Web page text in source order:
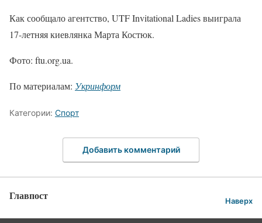
Как сообщало агентство, UTF Invitational Ladies выиграла
17-летняя киевлянка Марта Костюк.
Фото: ftu.org.ua.
По материалам: Укринформ
Категории: Спорт
Добавить комментарий
Главпост Наверх